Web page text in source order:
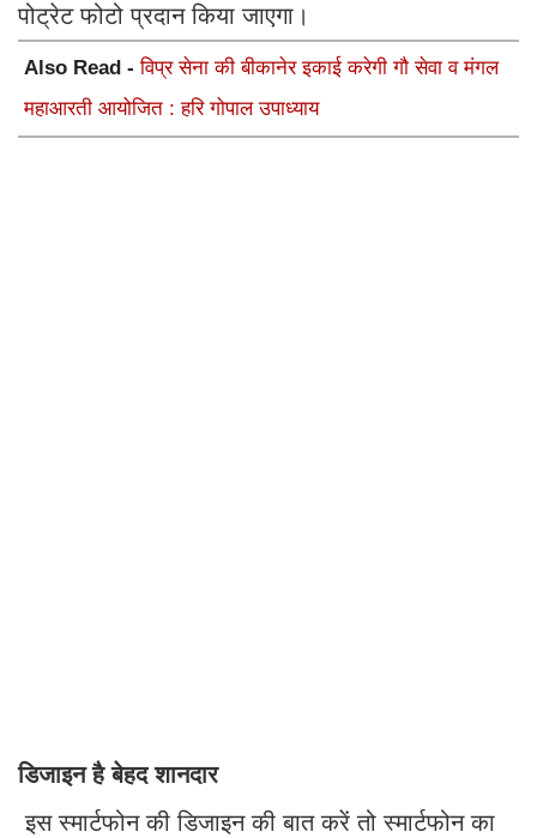
पोट्रेट फोटो प्रदान किया जाएगा।
Also Read -विप्र सेना की बीकानेर इकाई करेगी गौ सेवा व मंगल
महाआरती आयोजित : हरि गोपाल उपाध्याय
डिजाइन है बेहद शानदार
इस स्मार्टफोन की डिजाइन की बात करें तो स्मार्टफोन का